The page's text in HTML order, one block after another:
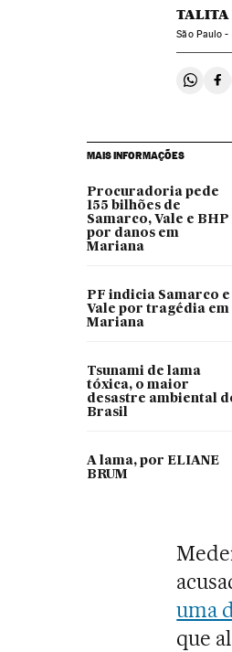
TALITA
São Paulo -
MAIS INFORMAÇÕES
Procuradoria pede
155 bilhões de
Samarco, Vale e BHP
por danos em
Mariana
PF indicia Samarco e
Vale por tragédia em
Mariana
Tsunami de lama
tóxica, o maior
desastre ambiental
Brasil
A lama, por ELIANE
BRUM
uma
que